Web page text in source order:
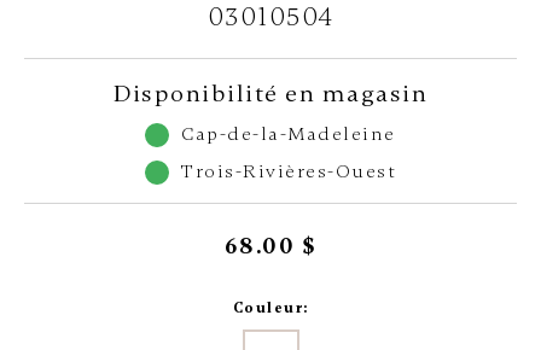
03010504
Disponibilité en magasin
Cap-de-la-Madeleine
Trois-Rivières-Ouest
68.00 $
Couleur: